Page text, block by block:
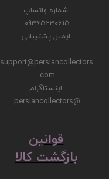
شماره واتساپ:
09365230615
ایمیل پشتیبانی:
support@persiancollectors.
com
اینستاگرام:
@persiancollectors
ق​​​​​​​وانین
بازگشت کالا